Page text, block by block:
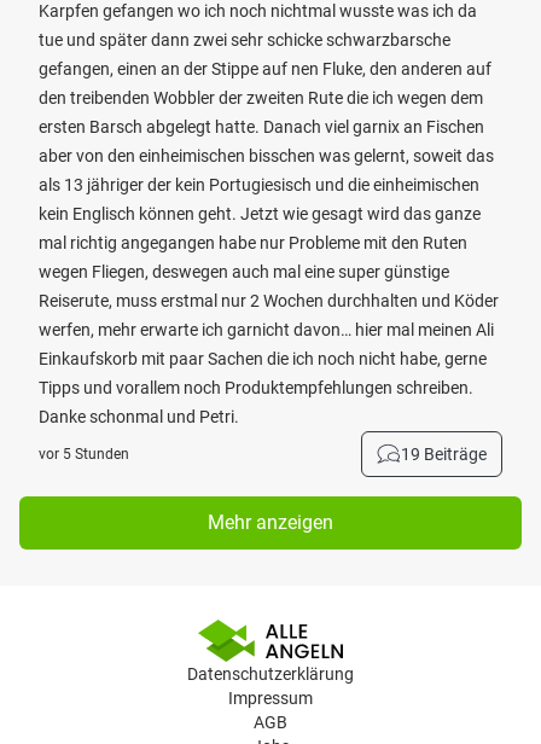
Karpfen gefangen wo ich noch nichtmal wusste was ich da
tue und später dann zwei sehr schicke schwarzbarsche
gefangen, einen an der Stippe auf nen Fluke, den anderen auf
den treibenden Wobbler der zweiten Rute die ich wegen dem
ersten Barsch abgelegt hatte. Danach viel garnix an Fischen
aber von den einheimischen bisschen was gelernt, soweit das
als 13 jähriger der kein Portugiesisch und die einheimischen
kein Englisch können geht. Jetzt wie gesagt wird das ganze
mal richtig angegangen habe nur Probleme mit den Ruten
wegen Fliegen, deswegen auch mal eine super günstige
Reiserute, muss erstmal nur 2 Wochen durchhalten und Köder
werfen, mehr erwarte ich garnicht davon… hier mal meinen Ali
Einkaufskorb mit paar Sachen die ich noch nicht habe, gerne
Tipps und vorallem noch Produktempfehlungen schreiben.
Danke schonmal und Petri.
vor 5 Stunden 19 Beiträge
Mehr anzeigen
Datenschutzerklärung
Impressum
AGB